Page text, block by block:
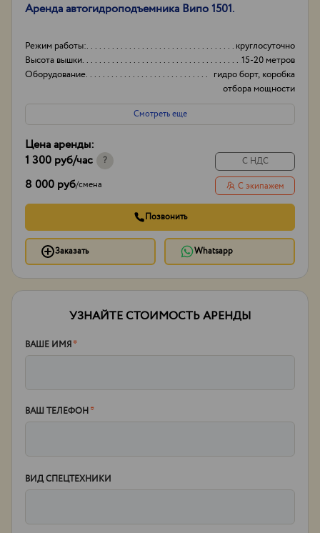
Аренда автогидроподъемника Випо 1501.
Режим работы:
круглосуточно
Высота вышки
15-20 метров
Оборудование
гидро борт, коробка
отбора мощности
(ком)
Смотреть еще
Цена аренды:
1 300 руб/час ?
8 000 руб/смена
С НДС
С экипажем
Позвонить
Заказать Whatsapp
УЗНАЙТЕ СТОИМОСТЬ АРЕНДЫ
ВАШЕ ИМЯ*
ВАШ ТЕЛЕФОН*
ВИД СПЕЦТЕХНИКИ